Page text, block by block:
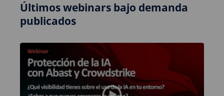
Últimos webinars bajo demanda
publicados